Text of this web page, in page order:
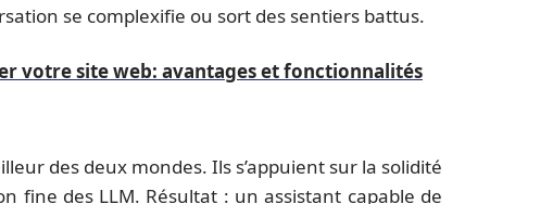
se complexifie ou sort des sentiers battus.
votre site web: avantages et fonctionnalités
des deux mondes. Ils s’appuient sur la solidité
fine des LLM. Résultat : un assistant capable de